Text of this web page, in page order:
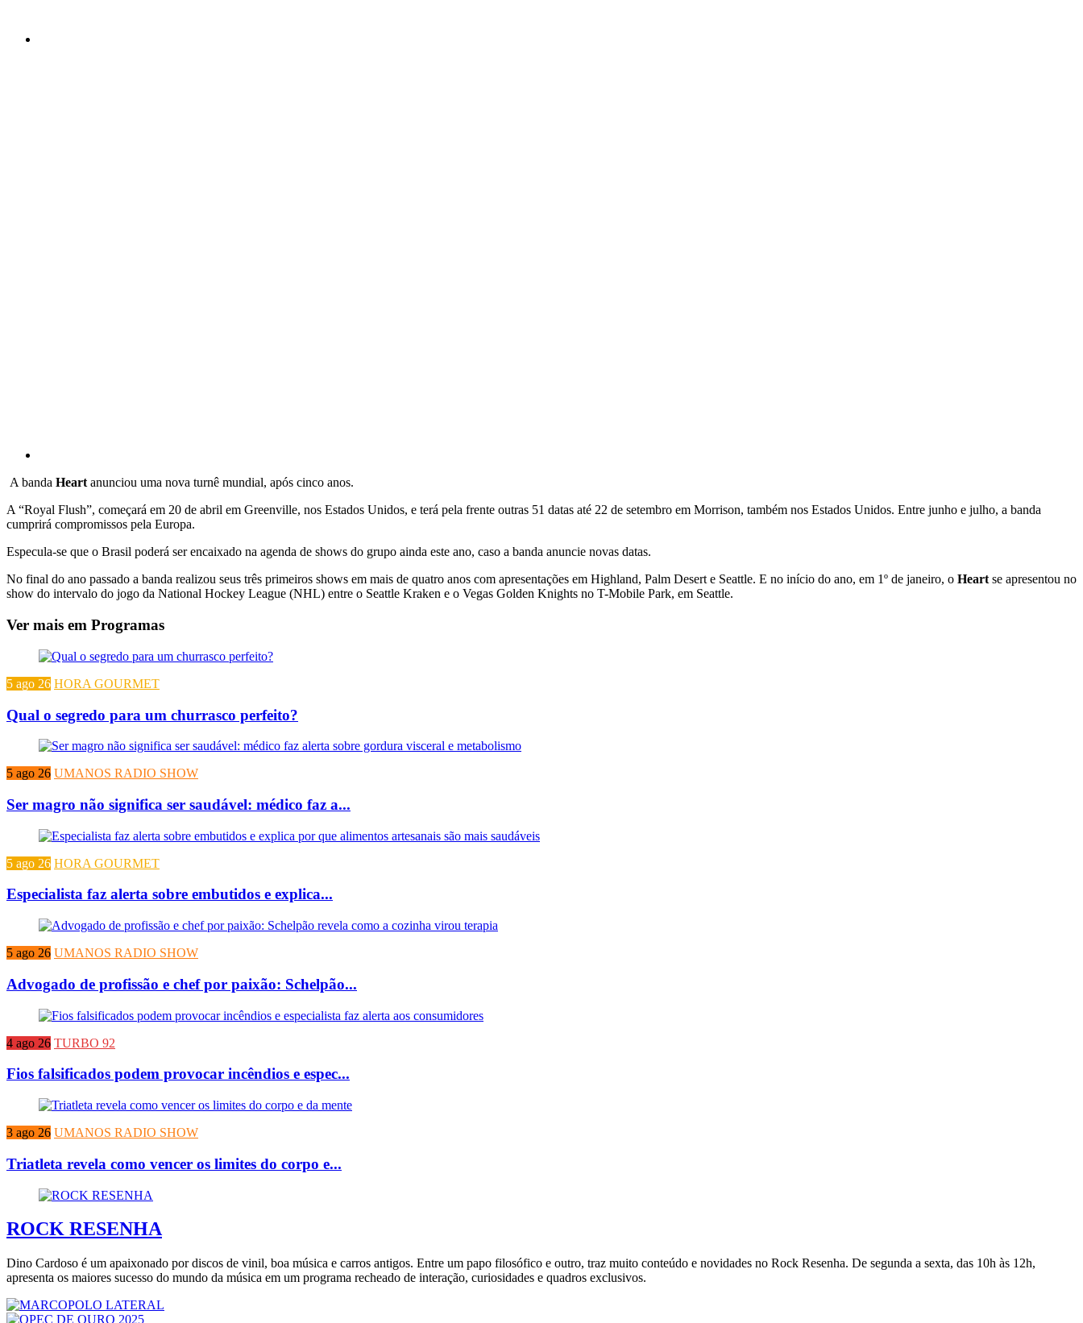
A banda Heartanunciou uma nova turnê mundial, após cinco anos.
A “Royal Flush”, começará em 20 de abril em Greenville, nos Estados Unidos, e terá pela frente outras 51 datas até 22 de setembro em Morrison, também nos Estados Unidos. Entre junho e julho, a banda
cumprirá compromissos pela Europa.
Especula-se que o Brasil poderá ser encaixado na agenda de shows do grupo ainda este ano, caso a banda anuncie novas datas.
No final do ano passado a banda realizou seus três primeiros shows em mais de quatro anos com apresentações em Highland, Palm Desert e Seattle. E no início do ano, em 1º de janeiro, o Heartse apresentou no
show do intervalo do jogo da National Hockey League (NHL) entre o Seattle Kraken e o Vegas Golden Knights no T-Mobile Park, em Seattle.
Ver mais em Programas
5 ago 26 HORA GOURMET
Qual o segredo para um churrasco perfeito?
5 ago 26 UMANOS RADIO SHOW
Ser magro não significa ser saudável: médico faz a...
5 ago 26 HORA GOURMET
Especialista faz alerta sobre embutidos e explica...
5 ago 26 UMANOS RADIO SHOW
Advogado de profissão e chef por paixão: Schelpão...
4 ago 26 TURBO 92
Fios falsificados podem provocar incêndios e espec...
3 ago 26 UMANOS RADIO SHOW
Triatleta revela como vencer os limites do corpo e...
ROCK RESENHA
Dino Cardoso é um apaixonado por discos de vinil, boa música e carros antigos. Entre um papo filosófico e outro, traz muito conteúdo e novidades no Rock Resenha. De segunda a sexta, das 10h às 12h,
apresenta os maiores sucesso do mundo da música em um programa recheado de interação, curiosidades e quadros exclusivos.